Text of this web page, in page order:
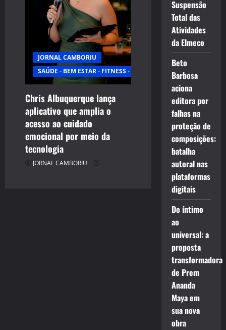
JORNAL CAMBORIU
SAÚDE - BEM ESTAR - FITNESS - ESPORTE
Chris Albuquerque lança
aplicativo que amplia o
acesso ao cuidado
emocional por meio da
tecnologia
JORNAL CAMBORIU
Suspensão
Total das
Atividades
da Elmeco
Beto
Barbosa
aciona
editora por
falhas na
proteção de
composições:
batalha
autoral nas
plataformas
digitais
Do íntimo
ao
universal: a
proposta
transformadora
de Prem
Ananda
Maya em
sua nova
obra